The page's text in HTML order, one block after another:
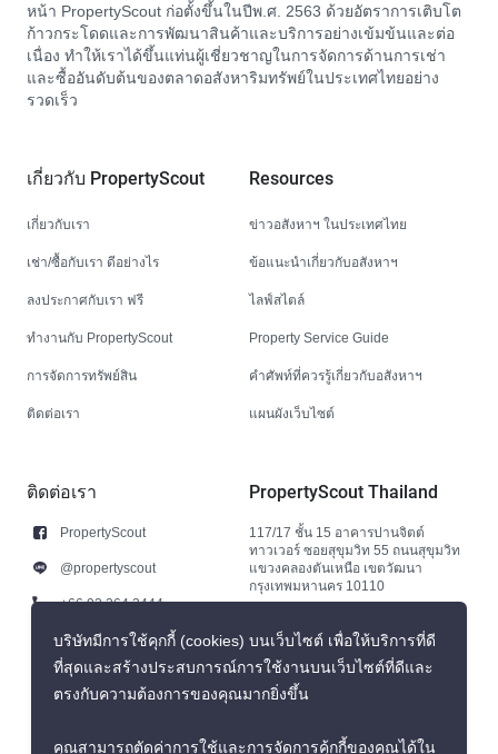
หน้า PropertyScout ก่อตั้งขึ้นในปีพ.ศ. 2563 ด้วยอัตราการเติบโต
ก้าวกระโดดและการพัฒนาสินค้าและบริการอย่างเข้มข้นและต่อ
เนื่อง ทำให้เราได้ขึ้นแท่นผู้เชี่ยวชาญในการจัดการด้านการเช่า
และซื้ออันดับต้นของตลาดอสังหาริมทรัพย์ในประเทศไทยอย่าง
รวดเร็ว
เกี่ยวกับ PropertyScout
เกี่ยวกับเรา
เช่า/ซื้อกับเรา ดีอย่างไร
ลงประกาศกับเรา ฟรี
ทำงานกับ PropertyScout
การจัดการทรัพย์สิน
ติดต่อเรา
Resources
ข่าวอสังหาฯ ในประเทศไทย
ข้อแนะนำเกี่ยวกับอสังหาฯ
ไลฟ์สไตล์
Property Service Guide
คำศัพท์ที่ควรรู้เกี่ยวกับอสังหาฯ
แผนผังเว็บไซต์
ติดต่อเรา
PropertyScout
@propertyscout
+66 92 264 3444
+66 92 264 3444
contact@propertyscout.co.th
PropertyScout Thailand
117/17 ชั้น 15 อาคารปานจิตต์
ทาวเวอร์ ซอยสุขุมวิท 55 ถนนสุขุมวิท
แขวงคลองตันเหนือ เขตวัฒนา
กรุงเทพมหานคร 10110
บริษัทมีการใช้คุกกี้ (cookies) บนเว็บไซต์ เพื่อให้บริการที่ดี
ที่สุดและสร้างประสบการณ์การใช้งานบนเว็บไซต์ที่ดีและ
ตรงกับความต้องการของคุณมากยิ่งขึ้น
คุณสามารถตัดค่าการใช้และการจัดการคุ้กกี้ของคุณได้ใน